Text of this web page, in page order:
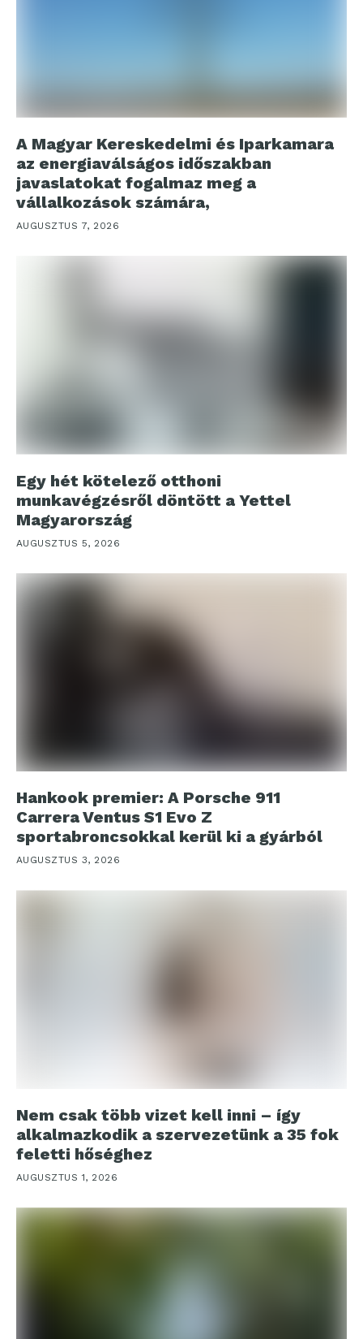
A Magyar Kereskedelmi és Iparkamara
az energiaválságos időszakban
javaslatokat fogalmaz meg a
vállalkozások számára,
AUGUSZTUS 7, 2026
Egy hét kötelező otthoni
munkavégzésről döntött a Yettel
Magyarország
AUGUSZTUS 5, 2026
Hankook premier: A Porsche 911
Carrera Ventus S1 Evo Z
sportabroncsokkal kerül ki a gyárból
AUGUSZTUS 3, 2026
Nem csak több vizet kell inni – így
alkalmazkodik a szervezetünk a 35 fok
feletti hőséghez
AUGUSZTUS 1, 2026